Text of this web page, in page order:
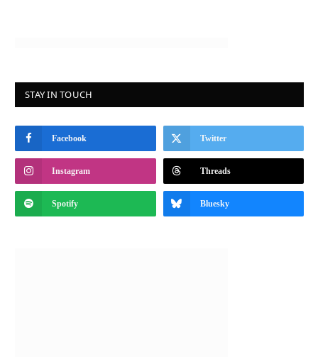
STAY IN TOUCH
Facebook Twitter
Instagram Threads
Spotify Bluesky